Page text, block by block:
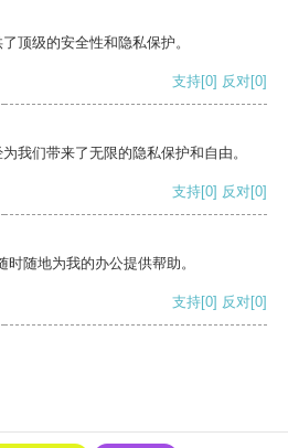
顶级的安全性和隐私保护。
支持[0] 反对[0]
我们带来了无限的隐私保护和自由。
支持[0] 反对[0]
随地为我的办公提供帮助。
支持[0] 反对[0]